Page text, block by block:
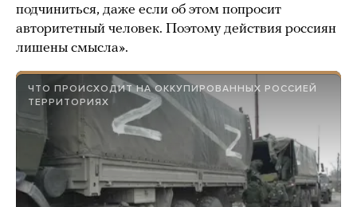
подчиниться, даже если об этом попросит
авторитетный человек. Поэтому действия россиян
лишены смысла».
ЧТО ПРОИСХОДИТ НА ОККУПИРОВАННЫХ РОССИЕЙ
ТЕРРИТОРИЯХ